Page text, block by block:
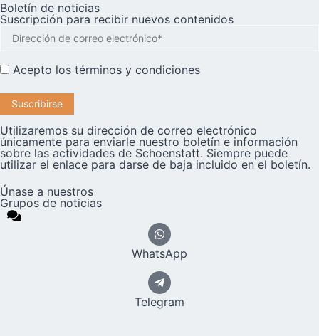
Boletín de noticias
Suscripción para recibir nuevos contenidos
Acepto los términos y condiciones
Utilizaremos su dirección de correo electrónico
únicamente para enviarle nuestro boletín e información
sobre las actividades de Schoenstatt. Siempre puede
utilizar el enlace para darse de baja incluido en el boletín.
Únase a nuestros
Grupos de noticias
WhatsApp
Telegram